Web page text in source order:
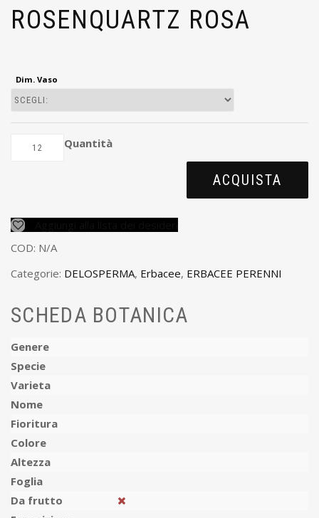
ROSENQUARTZ ROSA
Dim. Vaso
Quantità
ACQUISTA
COD: N/A
Categorie: DELOSPERMA, Erbacee, ERBACEE PERENNI
SCHEDA BOTANICA
Genere
Specie
Varieta
Nome
Fioritura
Colore
Altezza
Foglia
Da frutto